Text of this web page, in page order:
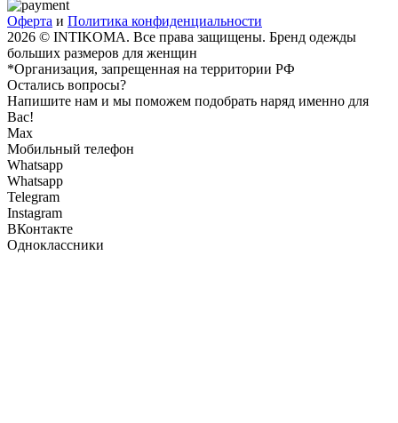
Оферта и Политика конфиденциальности
2026 © INTIKOMA. Все права защищены. Бренд одежды
больших размеров для женщин
*Организация, запрещенная на территории РФ
Остались вопросы?
Напишите нам и мы поможем подобрать наряд именно для
Вас!
Max
Мобильный телефон
Whatsapp
Whatsapp
Telegram
Instagram
ВКонтакте
Одноклассники